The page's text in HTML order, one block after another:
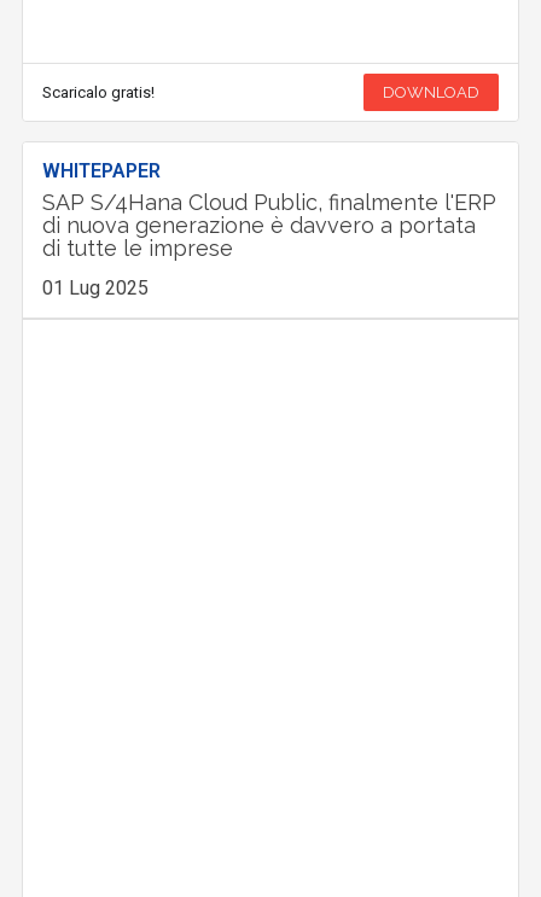
Scaricalo gratis! DOWNLOAD
WHITEPAPER
SAP S/4Hana Cloud Public, finalmente l'ERP
di nuova generazione è davvero a portata
di tutte le imprese
01 Lug 2025